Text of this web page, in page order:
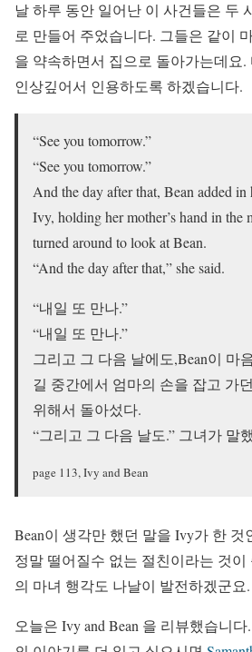
날 하루 동안 일어난 이 사건들은 두
로 만들어 주었습니다. 그들은 같이
을 약속하면서 집으로 돌아가는데요
인상깊어서 인용하도록 하겠습니다.
“See you tomorrow.”
“See you tomorrow.”
And the day after that, Bean added in
Ivy, holding her mother’s hand in the
turned around to look at Bean.
“And the day after that,” she said.
“내일 또 만나.”
“내일 또 만나.”
그리고 그 다음 날에도,Bean이 마
길 중간에서 엄마의 손을 잡고 가
위해서 돌아섰다.
“그리고 그 다음 날도.” 그녀가 말
page 113, Ivy and Bean
Bean이 생각만 했던 말을 Ivy가 한 것
정말 떨어질수 없는 절친이라는 것
의 마녀 행각도 나날이 발전하겠군요.
오늘은 Ivy and Bean 을 리뷰했습니